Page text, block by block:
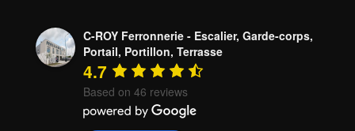
C-ROY Ferronnerie - Escalier, Garde-corps,
Portail, Portillon, Terrasse
4.7
Based on 46 reviews